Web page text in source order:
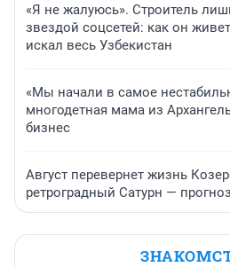
«Я не жалуюсь». Строитель
звездой соцсетей: как он
искал весь Узбекистан
«Мы начали в самое
многодетная мама из
бизнес
Август перевернет жизнь
ретроградный Сатурн — прогноз